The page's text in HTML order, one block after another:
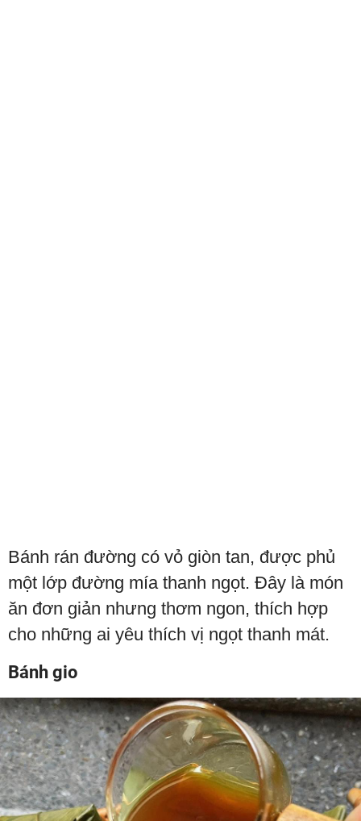
Bánh rán đường có vỏ giòn tan, được phủ
một lớp đường mía thanh ngọt. Đây là món
ăn đơn giản nhưng thơm ngon, thích hợp
cho những ai yêu thích vị ngọt thanh mát.
Bánh gio